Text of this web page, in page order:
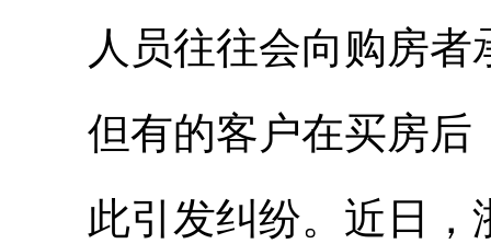
人员往往会向购房
但有的客户在买房后
此引发纠纷。近日